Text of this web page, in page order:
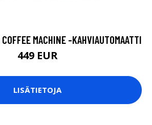
MACHINE -KAHVIAUTOMAATTI
449 EUR
LISÄTIETOJA